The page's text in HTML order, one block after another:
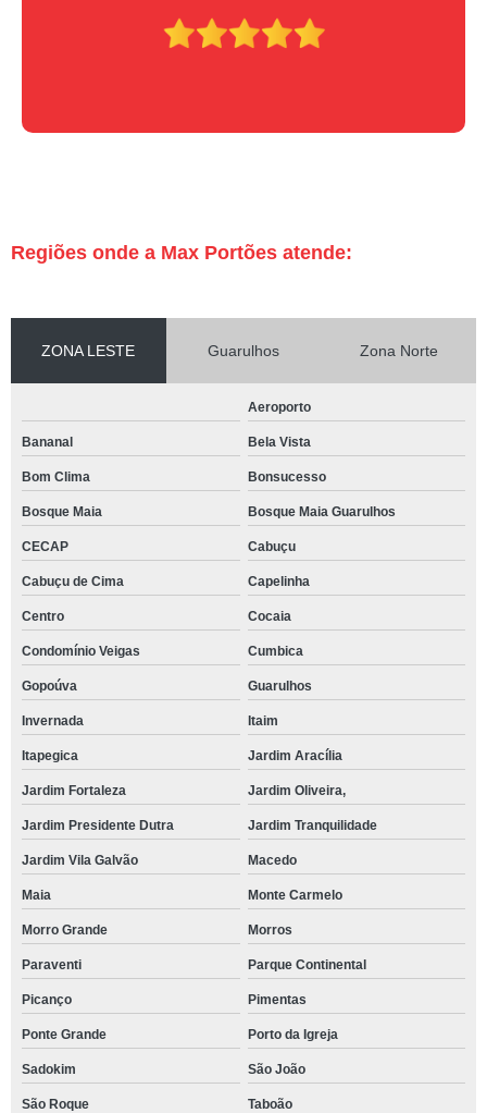
Regiões onde a Max Portões atende:
ZONA LESTE Guarulhos Zona Norte
Aeroporto
Bananal Bela Vista
Bom Clima Bonsucesso
Bosque Maia Bosque Maia Guarulhos
CECAP Cabuçu
Cabuçu de Cima Capelinha
Centro Cocaia
Condomínio Veigas Cumbica
Gopoúva Guarulhos
Invernada Itaim
Itapegica Jardim Aracília
Jardim Fortaleza Jardim Oliveira,
Jardim Presidente Dutra Jardim Tranquilidade
Jardim Vila Galvão Macedo
Maia Monte Carmelo
Morro Grande Morros
Paraventi Parque Continental
Picanço Pimentas
Ponte Grande Porto da Igreja
Sadokim São João
São Roque Taboão